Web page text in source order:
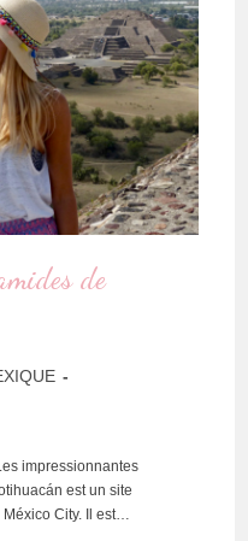
de
impressionnantes
est un site
City. Il est…